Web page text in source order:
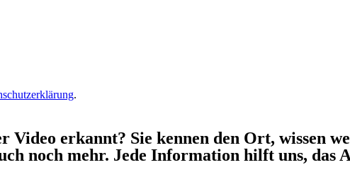
.
Video erkannt? Sie kennen den Ort, wissen
noch mehr. Jede Information hilft uns, das